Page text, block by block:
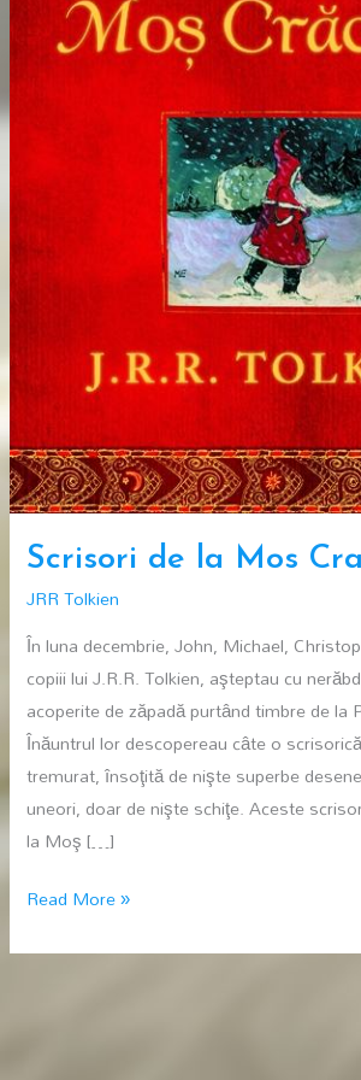
Scrisori de la Mos
JRR Tolkien
În luna decembrie, John, Michael,
copiii lui J.R.R. Tolkien, aşteptau cu
acoperite de zăpadă purtând timbre de la
Înăuntrul lor descopereau câte o
tremurat, însoţită de nişte superbe
uneori, doar de nişte schiţe. Aceste
la Moş […]
Scrisori
la
Read More »